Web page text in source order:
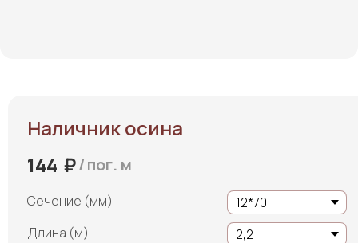
Наличник осина
144 ₽/пог. м
Сечение (мм)
Длина (м)